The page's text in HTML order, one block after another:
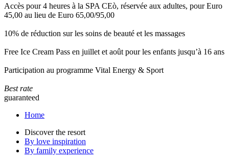
Accès pour 4 heures à la SPA CEò, réservée aux adultes, pour Euro
45,00 au lieu de Euro 65,00/95,00
10% de réduction sur les soins de beauté et les massages
Free Ice Cream Pass en juillet et août pour les enfants jusqu’à 16 ans
Participation au programme Vital Energy & Sport
Best rate
guaranteed
Home
Discover the resort
By love inspiration
By family experience